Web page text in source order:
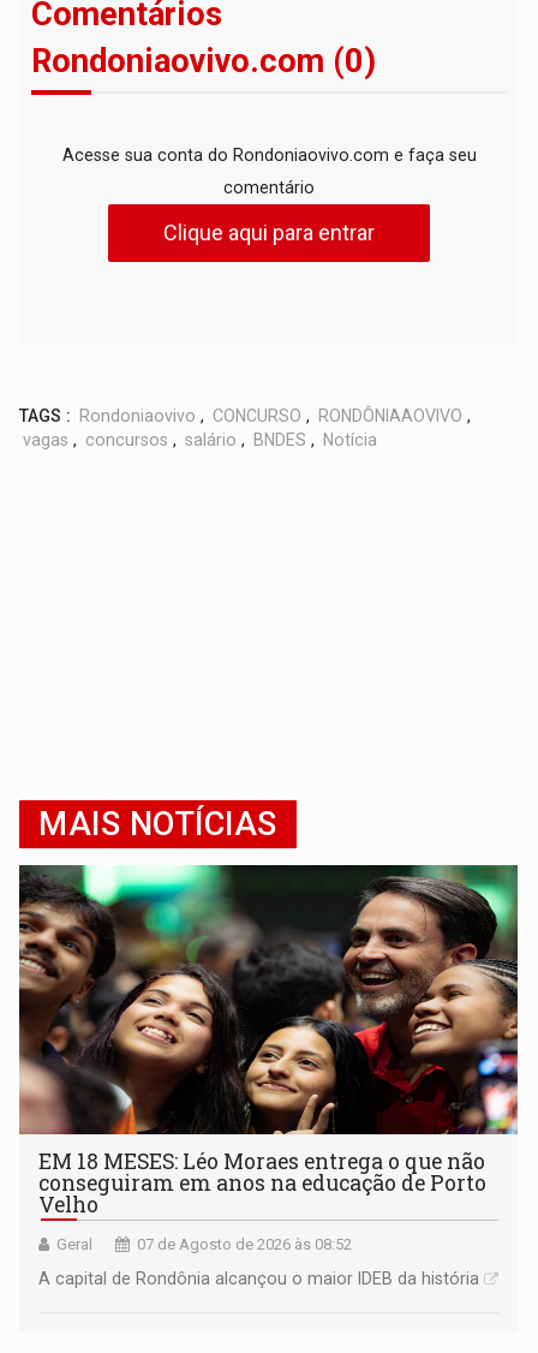
Comentários
Rondoniaovivo.com (0)
Acesse sua conta do Rondoniaovivo.com e faça seu
comentário
Clique aqui para entrar
TAGS : Rondoniaovivo , CONCURSO , RONDÔNIAAOVIVO ,
vagas , concursos , salário , BNDES , Notícia
MAIS NOTÍCIAS
EM 18 MESES: Léo Moraes entrega o que não
conseguiram em anos na educação de Porto
Velho
Geral 07 de Agosto de 2026 às 08:52
A capital de Rondônia alcançou o maior IDEB da história